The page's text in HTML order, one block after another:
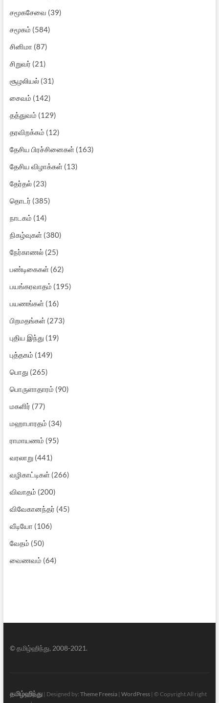
சமூகசேவை (39)
சமூகம் (584)
சினிமா (87)
சிறுவர் (21)
சூழலியல்(31)
சைவம் (142)
தத்துவம் (129)
தரவிறக்கம் (12)
தேசிய பிரச்சினைகள்(163)
தேசிய விழாக்கள்(13)
தேர்தல்(23)
தொடர் (385)
நாடகம் (14)
நிகழ்வுகள்(380)
நேர்காணல்(25)
பண்டிகைகள்(62)
பயங்கரவாதம் (195)
பயணங்கள்(16)
பிறமதங்கள்(273)
புதிய இந்து (19)
புத்தகம் (149)
பொது (265)
பொருளாதாரம் (90)
மகளிர் (77)
மஹாபாரதம் (34)
ராமாயணம் (95)
வரலாறு(441)
வழிகாட்டிகள்(266)
விவாதம் (200)
விவேகானந்தர் (45)
வீடியோ (106)
வேதம் (50)
வைணவம் (64)
© தமிழ்ஹிந்து, 2008-2021.
தமிழ்ஹிந்து| Designed by: Theme Freesia| WordPress| © Copyright All right